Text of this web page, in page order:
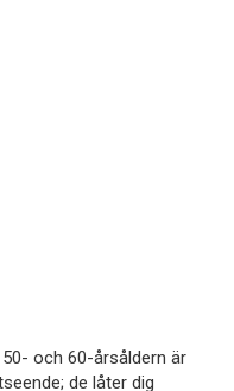
och 60-årsåldern är
de låter dig